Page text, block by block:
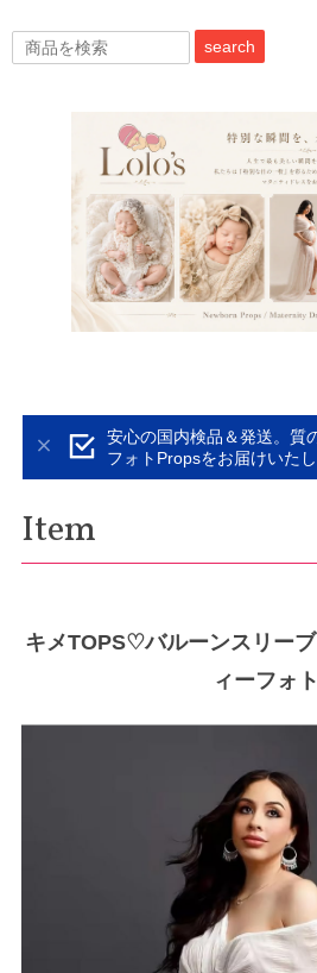
search
安心の国内検品＆発送。質
フォトPropsをお届けいたし
Item
キメTOPS♡バルーンスリー
ィーフォト